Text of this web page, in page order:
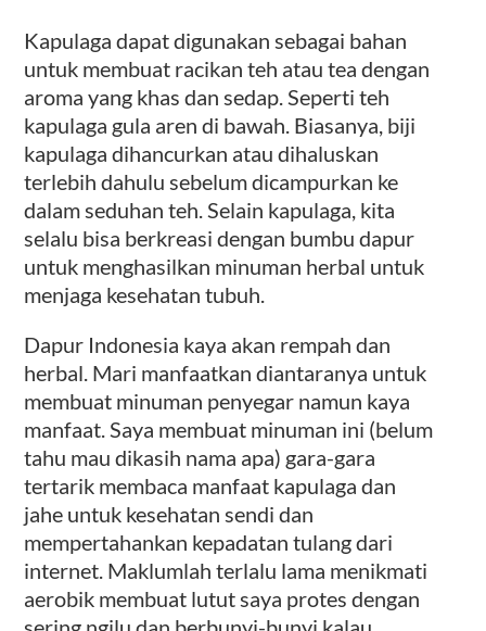
Kapulaga dapat digunakan sebagai bahan
untuk membuat racikan teh atau tea dengan
aroma yang khas dan sedap. Seperti teh
kapulaga gula aren di bawah. Biasanya, biji
kapulaga dihancurkan atau dihaluskan
terlebih dahulu sebelum dicampurkan ke
dalam seduhan teh. Selain kapulaga, kita
selalu bisa berkreasi dengan bumbu dapur
untuk menghasilkan minuman herbal untuk
menjaga kesehatan tubuh.
Dapur Indonesia kaya akan rempah dan
herbal. Mari manfaatkan diantaranya untuk
membuat minuman penyegar namun kaya
manfaat. Saya membuat minuman ini (belum
tahu mau dikasih nama apa) gara-gara
tertarik membaca manfaat kapulaga dan
jahe untuk kesehatan sendi dan
mempertahankan kepadatan tulang dari
internet. Maklumlah terlalu lama menikmati
aerobik membuat lutut saya protes dengan